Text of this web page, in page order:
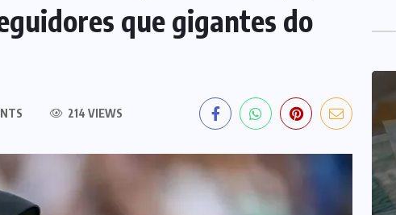
que gigantes do
214 VIEWS
EDITORIAL DO DIA